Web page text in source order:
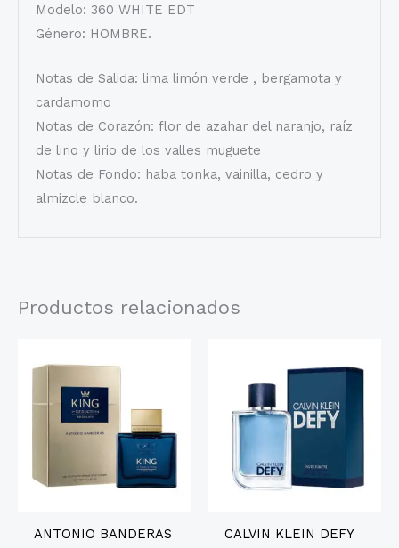
Modelo: 360 WHITE EDT
Género: HOMBRE.
Notas de Salida: lima limón verde , bergamota y
cardamomo
Notas de Corazón: flor de azahar del naranjo, raíz
de lirio y lirio de los valles muguete
Notas de Fondo: haba tonka, vainilla, cedro y
almizcle blanco.
Productos relacionados
ANTONIO BANDERAS
CALVIN KLEIN DEFY